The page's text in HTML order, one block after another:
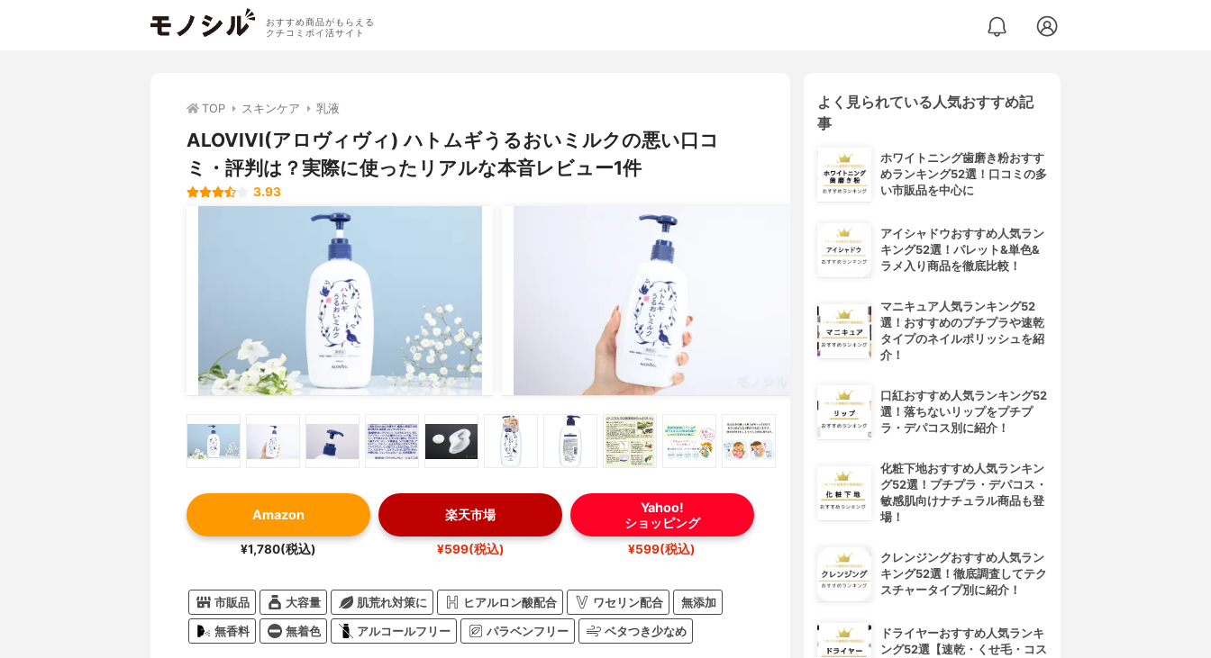
おすすめ商品がもらえる
クチコミポイ活サイト
TOP スキンケア 乳液
ALOVIVI(アロヴィヴィ) ハトムギうるおいミルクの悪い口コ
ミ・評判は？実際に使ったリアルな本音レビュー1件
3.93
Amazon
¥1,780(税込)
楽天市場
¥599(税込)
Yahoo!
ショッピング
¥599(税込)
市販品 大容量 肌荒れ対策に ヒアルロン酸配合 ワセリン配合 無添加
無香料 無着色 アルコールフリー パラベンフリー ベタつき少なめ
よく見られている人気おすすめ記
事
ホワイトニング歯磨き粉おすす
めランキング52選！口コミの多
い市販品を中心に
アイシャドウおすすめ人気ラン
キング52選！パレット&単色&
ラメ入り商品を徹底比較！
マニキュア人気ランキング52
選！おすすめのプチプラや速乾
タイプのネイルポリッシュを紹
介！
口紅おすすめ人気ランキング52
選！落ちないリップをプチプ
ラ・デパコス別に紹介！
化粧下地おすすめ人気ランキン
グ52選！プチプラ・デパコス・
敏感肌向けナチュラル商品も登
場！
クレンジングおすすめ人気ラン
キング52選！徹底調査してテク
スチャータイプ別に紹介！
ドライヤーおすすめ人気ランキ
ング52選【速乾・くせ毛・コス